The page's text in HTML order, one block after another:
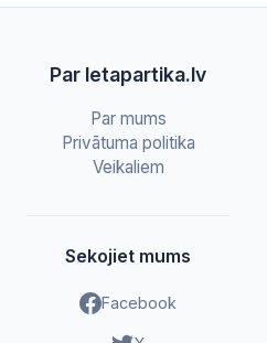
Par letapartika.lv
Par mums
Privātuma politika
Veikaliem
Sekojiet mums
Facebook